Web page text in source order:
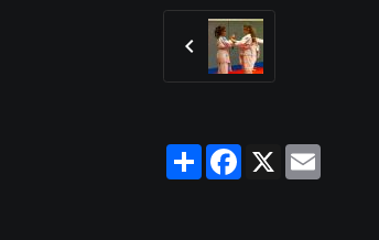
PartagerFacebook
X